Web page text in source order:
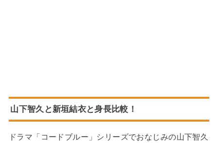
山下智久と新垣結衣と身長比較！
ドラマ「コードブルー」シリーズでおなじみの山下智久